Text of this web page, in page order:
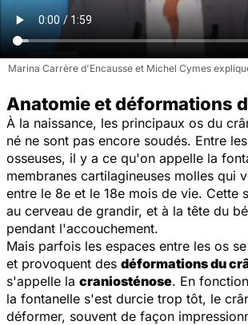
Marina Carrère d'Encausse et Michel Cymes
Anatomie et déformations
À la naissance, les principaux os du
né ne sont pas encore soudés. Entre
osseuses, il y a ce qu'on appelle la
membranes cartilagineuses molles qui
entre le 8e et le 18e mois de vie. Cette
au cerveau de grandir, et à la tête du
pendant l'accouchement.
Mais parfois les espaces entre les os
et provoquent des déformations du
s'appelle la craniosténose. En
la fontanelle s'est durcie trop tôt, le
déformer, souvent de façon